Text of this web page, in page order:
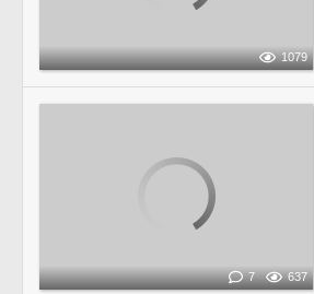
1079
7 637